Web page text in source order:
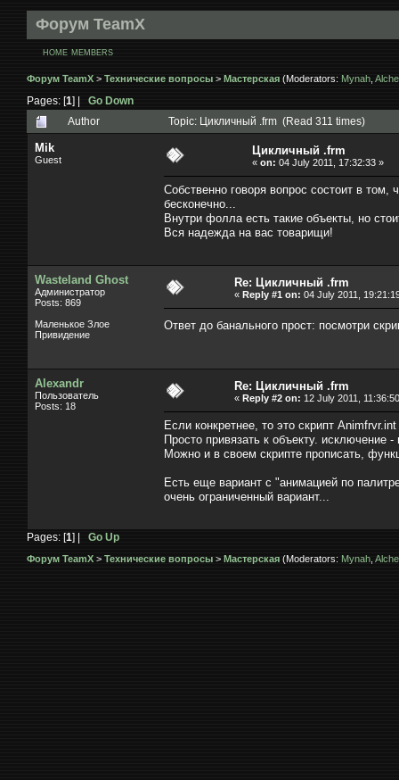
Форум TeamX
HOME MEMBERS
Форум TeamX > Технические вопросы > Мастерская (Moderators: Mynah
Pages: [1] | Go Down
Author
Topic: Цикличный .frm (Read 311 times)
Mik
Guest
Цикличный .frm
« on: 04 July 2011, 17:32:33 »
Собственно говоря вопрос состоит в том,
бесконечно...
Внутри фолла есть такие объекты, но
Вся надежда на вас товарищи!
Wasteland Ghost
Администратор
Posts: 869
Маленькое Злое
Привидение
Re: Цикличный .frm
« Reply #1 on: 04 July 2011,
Ответ до банального прост: посмотри
Alexandr
Пользователь
Posts: 18
Re: Цикличный .frm
« Reply #2 on: 12 July 2011,
Если конкретнее, то это скрипт Animfrvr.int
Просто привязать к объекту. исключение
Можно и в своем скрипте прописать,
Есть еще вариант с "анимацией по
очень ограниченный вариант...
Pages: [1] | Go Up
Форум TeamX > Технические вопросы > Мастерская (Moderators: Mynah